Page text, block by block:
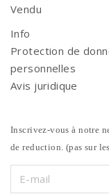
Vendu
Info
Protection de
personnelles
Avis juridique
Inscrivez-vous à notre
de reduction. (pas sur